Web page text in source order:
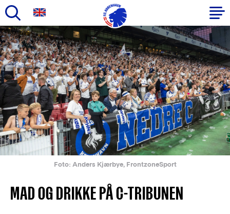
Gå
til
hovedindhold
Primær
navigation
Foto: Anders Kjærbye, FrontzoneSport
MAD OG DRIKKE PÅ C-TRIBUNEN